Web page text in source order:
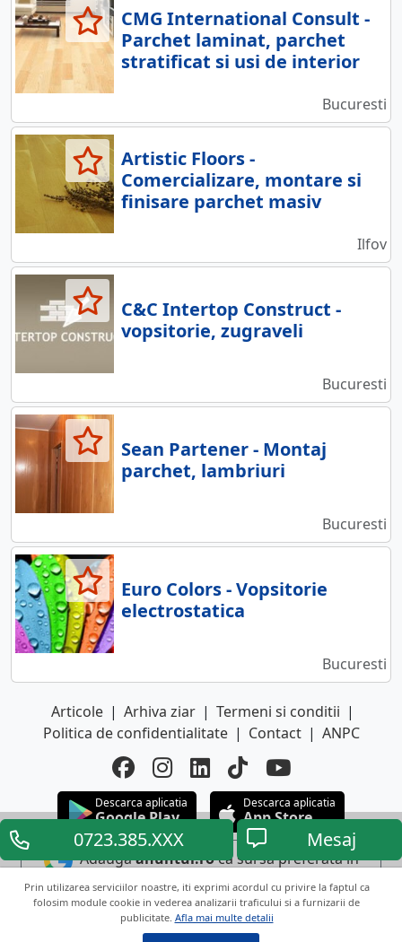
0723.385.XXX Mesaj
Prin utilizarea serviciilor noastre, iti exprimi acordul cu privire la faptul ca
folosim module cookie in vederea analizarii traficului si a furnizarii de
publicitate. Afla mai multe detalii
CMG International Consult -
Parchet laminat, parchet
stratificat si usi de interior
Bucuresti
Artistic Floors -
Comercializare, montare si
finisare parchet masiv
Ilfov
C&C Intertop Construct -
vopsitorie, zugraveli
Bucuresti
Sean Partener - Montaj
parchet, lambriuri
Bucuresti
Euro Colors - Vopsitorie
electrostatica
Bucuresti
Articole | Arhiva ziar | Termeni si conditii |
Politica de confidentialitate | Contact | ANPC
Descarca aplicatia
Google Play
Descarca aplicatia
App Store
Adaugaanuntul.roca sursa preferata in
Google
Copyright © 2026 ANUNTUL TELEFONIC